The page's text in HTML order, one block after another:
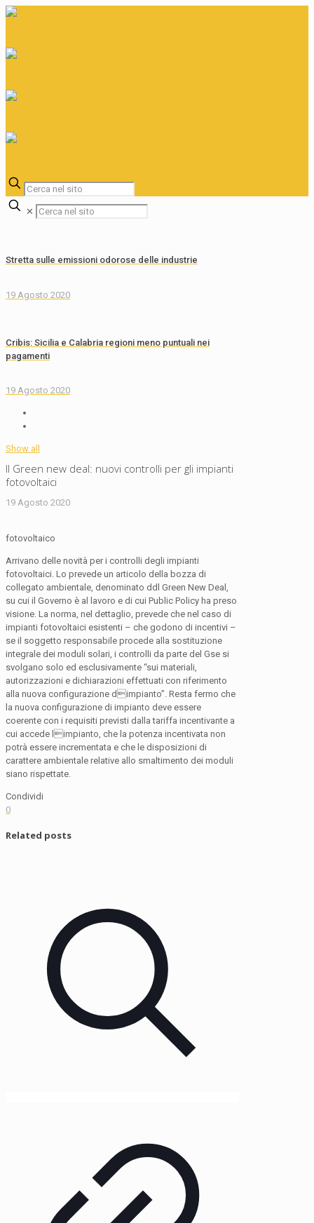
✕
Stretta sulle emissioni odorose delle industrie
19 Agosto 2020
Cribis: Sicilia e Calabria regioni meno puntuali nei
pagamenti
19 Agosto 2020
Show all
Il Green new deal: nuovi controlli per gli impianti
fotovoltaici
19 Agosto 2020
fotovoltaico
Arrivano delle novità per i controlli degli impianti
fotovoltaici. Lo prevede un articolo della bozza di
collegato ambientale, denominato ddl Green New Deal,
su cui il Governo è al lavoro e di cui Public Policy ha preso
visione. La norma, nel dettaglio, prevede che nel caso di
impianti fotovoltaici esistenti – che godono di incentivi –
se il soggetto responsabile procede alla sostituzione
integrale dei moduli solari, i controlli da parte del Gse si
svolgano solo ed esclusivamente “sui materiali,
autorizzazioni e dichiarazioni effettuati con riferimento
alla nuova configurazione dimpianto”. Resta fermo che
la nuova configurazione di impianto deve essere
coerente con i requisiti previsti dalla tariffa incentivante a
cui accede limpianto, che la potenza incentivata non
potrà essere incrementata e che le disposizioni di
carattere ambientale relative allo smaltimento dei moduli
siano rispettate.
Condividi
0
Related posts